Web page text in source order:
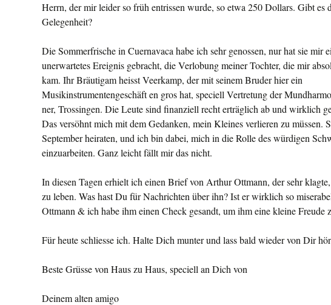
Herrn, der mir leider so früh entrissen wurde, so etwa 250 Dollars. Gibt es
Gelegenheit?
Die Sommerfrische in Cuernavaca habe ich sehr genossen, nur hat sie mir
unerwartetes Ereignis ge­bracht, die Verlo­bung meiner Tochter, die mir
kam. Ihr Bräutigam heisst Veerkamp, der mit seinem Bruder hier ein
Musikinstrumentengeschäft en gros hat, speciell Vertretung der
ner, Trossingen. Die Leute sind fi­nanziell recht erträg­lich ab und wirklich
Das versöhnt mich mit dem Gedanken, mein Kleines ver­lieren zu müssen.
September heiraten, und ich bin dabei, mich in die Rolle des würdigen
einzuarbeiten. Ganz leicht fällt mir das nicht.
In diesen Tagen erhielt ich einen Brief von Arthur Ott­mann, der sehr
zu leben. Was hast Du für Nachrichten über ihn? Ist er wirklich so
Ottmann & ich habe ihm einen Check gesandt, um ihm eine kleine Freude
Für heute schliesse ich. Halte Dich munter und lass bald wie­der von Dir
Beste Grüsse von Haus zu Haus, speciell an Dich von
Deinem alten amigo